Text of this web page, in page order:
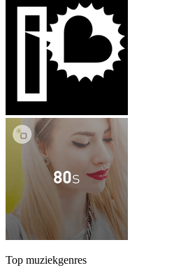
Top muziekgenres